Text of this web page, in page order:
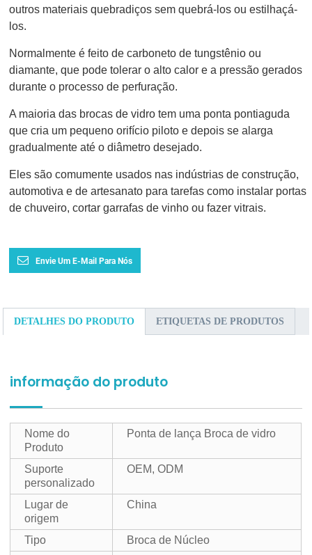
outros materiais quebradiços sem quebrá-los ou estilhaçá-
los.
Normalmente é feito de carboneto de tungstênio ou
diamante, que pode tolerar o alto calor e a pressão gerados
durante o processo de perfuração.
A maioria das brocas de vidro tem uma ponta pontiaguda
que cria um pequeno orifício piloto e depois se alarga
gradualmente até o diâmetro desejado.
Eles são comumente usados ​​nas indústrias de construção,
automotiva e de artesanato para tarefas como instalar portas
de chuveiro, cortar garrafas de vinho ou fazer vitrais.
Envie Um E-Mail Para Nós
DETALHES DO PRODUTO ETIQUETAS DE PRODUTOS
informação do produto
Nome do
Produto
Ponta de lança Broca de vidro
Suporte
personalizado
OEM, ODM
Lugar de
origem
China
Tipo
Broca de Núcleo